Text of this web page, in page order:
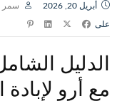
أبريل 20, 2026 سمر
على
الدليل
مع أرو